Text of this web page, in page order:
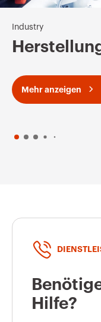
Industry
Mehr anzeigen
Hilfe?